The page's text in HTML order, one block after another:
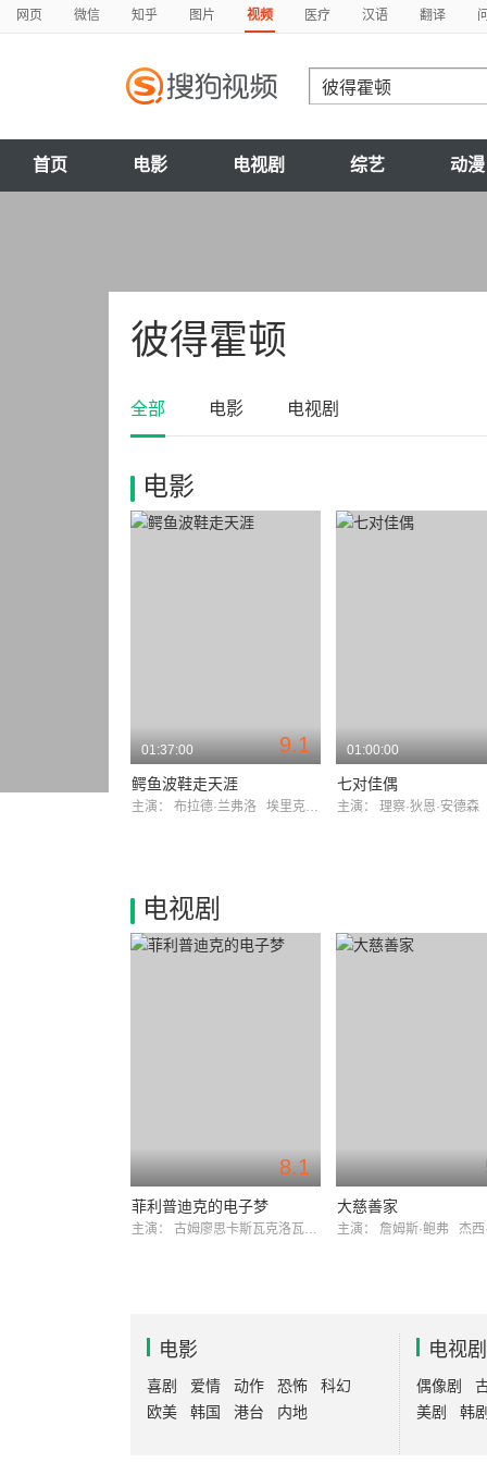
网页 微信 知乎 图片 视频 医疗 汉语 翻译
首页 电影 电视剧 综艺 动漫
彼得霍顿
全部 电影 电视剧
电影
9.1
01:37:00
鳄鱼波鞋走天涯
主演： 布拉德·兰弗洛 埃里克·伊根
01:00:00
七对佳偶
主演： 理察·狄恩·安德
电视剧
8.1
菲利普迪克的电子梦
主演： 古姆廖思卡斯瓦克洛瓦斯 爵克·哈迪
大慈善家
主演： 詹姆斯·鲍弗 杰
电影
喜剧 爱情 动作 恐怖
科幻
欧美
韩国 港台 内地
电视剧
偶像剧
美剧
韩